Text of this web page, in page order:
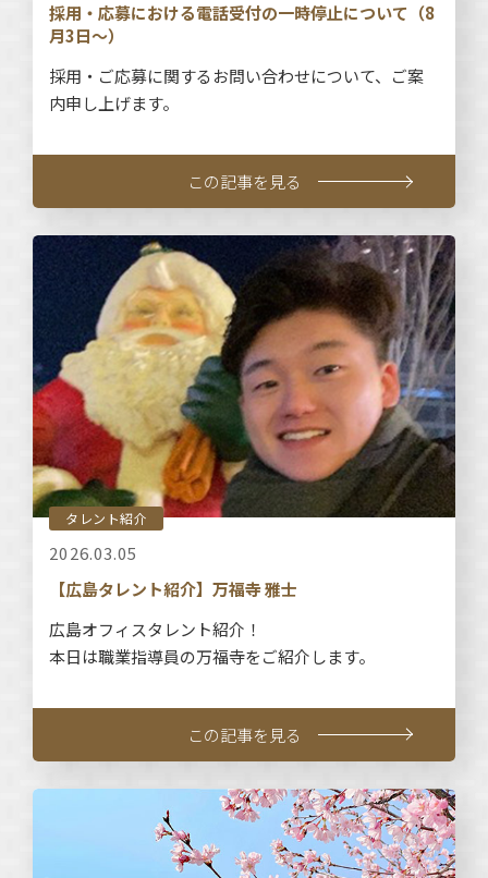
採用・応募における電話受付の一時停止について（8
月3日～）
採用・ご応募に関するお問い合わせについて、ご案
内申し上げます。
この記事を見る
タレント紹介
2026.03.05
【広島タレント紹介】万福寺 雅士
広島オフィスタレント紹介！
本日は職業指導員の万福寺をご紹介します。
この記事を見る